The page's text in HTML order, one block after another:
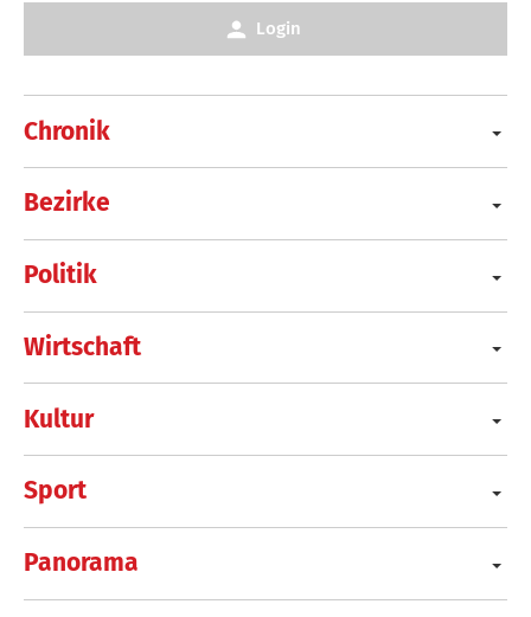
Chronik
Bezirke
Politik
Wirtschaft
Kultur
Sport
Panorama
Login